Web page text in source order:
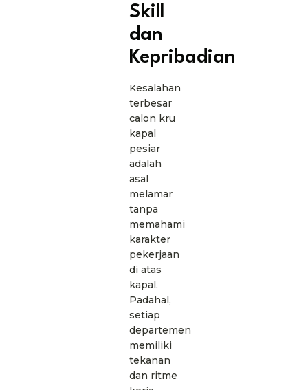
Skill
dan
Kepribadian
Kesalahan
terbesar
calon kru
kapal
pesiar
adalah
asal
melamar
tanpa
memahami
karakter
pekerjaan
di atas
kapal.
Padahal,
setiap
departemen
memiliki
tekanan
dan ritme